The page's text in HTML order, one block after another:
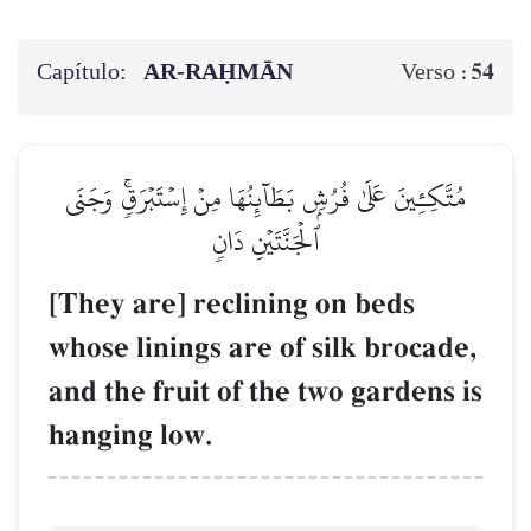
Capítulo: AR-RAḤMĀN Verso : 54
مُتَّكِـِٔينَ عَلَىٰ فُرُشِۭ بَطَآئِنُهَا مِنۡ إِسۡتَبۡرَقٖۚ وَجَنَى
ٱلۡجَنَّتَيۡنِ دَانٖ
[They are] reclining on beds
whose linings are of silk brocade,
and the fruit of the two gardens is
hanging low.